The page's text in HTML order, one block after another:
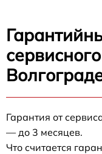
Гарантия от
— до 3 месяцев.
Что считается